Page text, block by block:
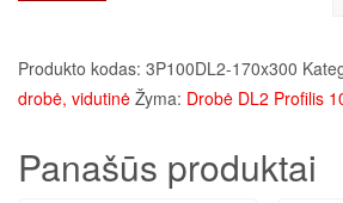
Produkto kodas: 3P100DL2-170x300
drobė, vidutinė Žyma: Drobė DL2 Profilis
Panašūs produktai